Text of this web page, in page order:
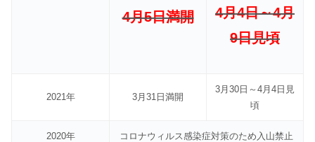
4月5日満開
4月4日～4月
9日見頃
2021年 3月31日満開
3月30日～4月4日見
頃
2020年 コロナウィルス感染症対策のため入山禁止